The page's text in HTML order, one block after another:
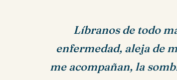
Líbranos de todo
enfermedad,aleja de
me acompañan,la